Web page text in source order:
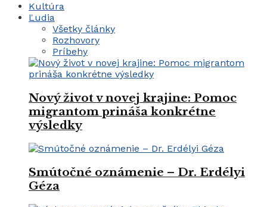
Kultúra
Ľudia
Všetky články
Rozhovory
Príbehy
Nový život v novej krajine: Pomoc
migrantom prináša konkrétne
výsledky
Smútočné oznámenie – Dr. Erdélyi
Géza